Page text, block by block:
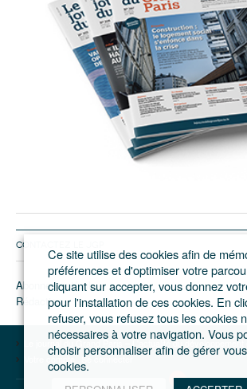
CONTACTEZ LE JGP
Abonnement/pub
Rédaction
Le journal du Grand Paris – L'actualité du développement
Votre compte
Se connecter
Ce site utilise des cookies afin de
préférences et d'optimiser votre
cliquant sur accepter, vous donnez
pour l'installation de ces cookies. En
refuser, vous refusez tous les cookies
nécessaires à votre navigation. Vous
choisir personnaliser afin de gérer
cookies.